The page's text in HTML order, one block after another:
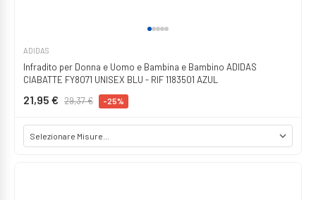
ADIDAS
Infradito per Donna e Uomo e Bambina e Bambino ADIDAS
CIABATTE FY8071 UNISEX BLU - RIF 1183501 AZUL
21,95 € 29,37 € -25%